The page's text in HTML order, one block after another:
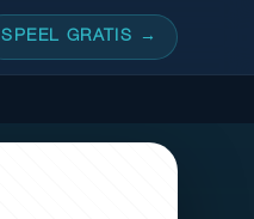
SPEEL GRATIS →